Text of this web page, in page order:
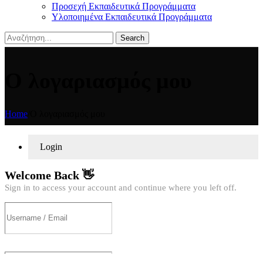
Προσεχή Εκπαιδευτικά Προγράμματα
Υλοποιημένα Εκπαιδευτικά Προγράμματα
Search
Home
Login
Welcome Back 👋
Sign in to access your account and continue where you left off.